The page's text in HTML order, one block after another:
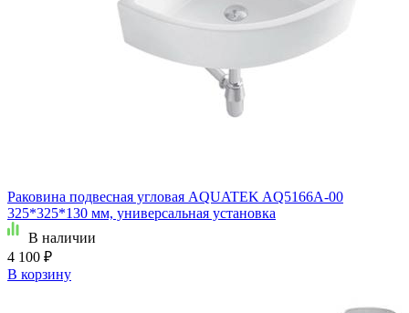
Раковина подвесная угловая AQUATEK AQ5166A-00
325*325*130 мм, универсальная установка
В наличии
4 100 ₽
В корзину